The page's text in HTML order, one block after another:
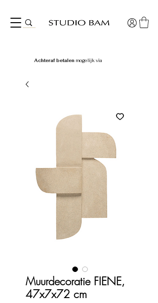
Achteraf betalen mogelijk via
Muurdecoratie FIENE,
47x7x72 cm